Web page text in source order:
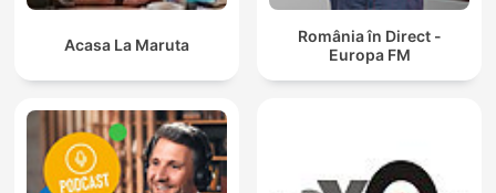
Acasa La Maruta
România în Direct -
Europa FM